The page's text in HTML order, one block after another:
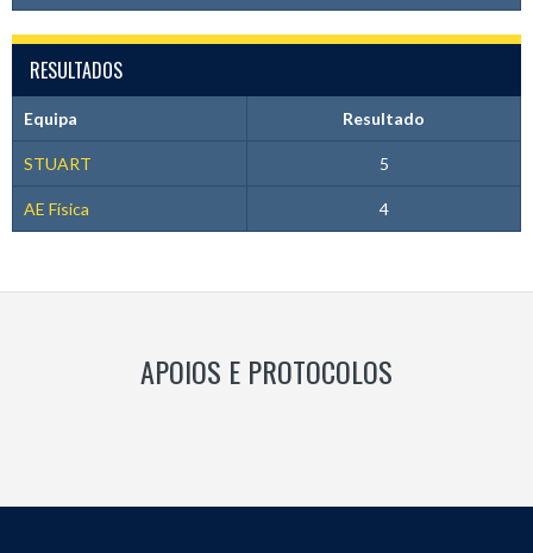
RESULTADOS
Equipa Resultado
STUART 5
AE Física 4
APOIOS E PROTOCOLOS